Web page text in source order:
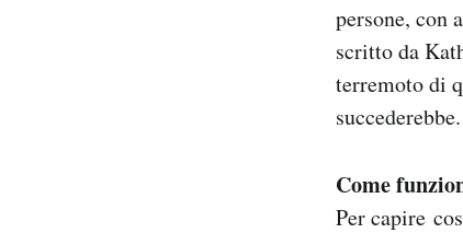
persone,
scritto da
terremoto di
succederebbe.
Come
Per capire